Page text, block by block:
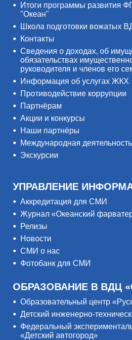
Итоги программы развития
"Океан"
Школа подготовки вожатых
Контакты
Сведения о доходах, об
обязательствах
руководителя и членов его
Информация об услугах ЖКХ
Противодействие коррупции
Партнёрам
Акции и конкурсы
Наши партнёры
Международная деятельность
Экскурсии
УПРАВЛЕНИЕ
Аккредитация для СМИ
Журнал «Океанский
Релизы
Новости
СМИ о нас
Фотобанк для СМИ
ОБРАЗОВАНИЕ В ВДЦ
Образовательный центр
Детский инженерно-
Федеральный
«Детский автогород»